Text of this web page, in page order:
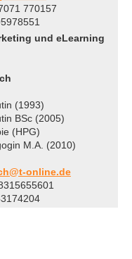
770157
und eLearning
(1993)
BSc (2005)
(HPG)
M.A. (2010)
online.de